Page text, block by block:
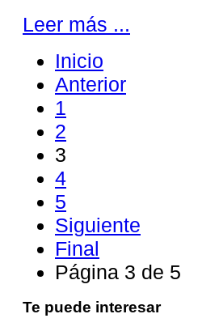
Leer más ...
Inicio
Anterior
1
2
3
4
5
Siguiente
Final
Página 3 de 5
Te puede interesar